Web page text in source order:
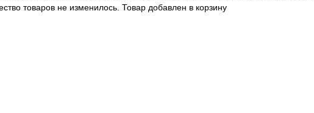
товаров не изменилось. Товар добавлен в корзину